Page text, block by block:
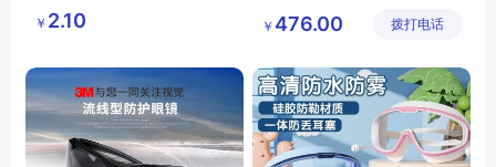
老花眼镜多种颜
色包装老视眼镜
￥ 2.10
有限公司
￥ 476.00 拨打电话